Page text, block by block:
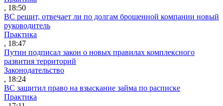
, 18:50
ВС решит, отвечает ли по долгам брошенной компании новый
руководитель
Практика
, 18:47
Путин подписал закон о новых правилах комплексного
развития территорий
Законодательство
, 18:24
ВС защитил право на взыскание займа по расписке
Практика